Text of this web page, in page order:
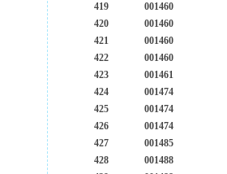
419
001460
420
001460
421
001460
422
001460
423
001461
424
001474
425
001474
426
001474
427
001485
428
001488